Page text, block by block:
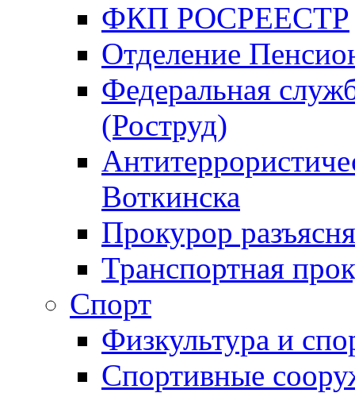
ФКП РОСРЕЕСТР
Отделение
Федеральная
(Роструд)
Воткинска
Прокурор
Транспортная
Спорт
Физкультура и
Спортивные